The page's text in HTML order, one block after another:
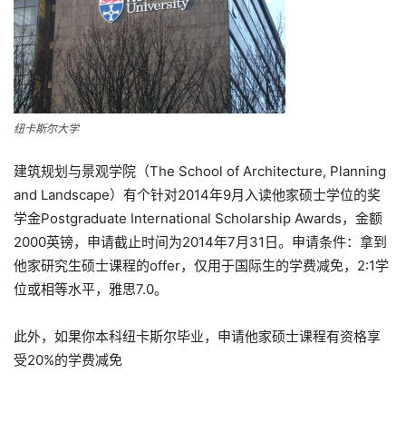
纽卡斯尔大学
建筑规划与景观学院（The School of Architecture, Planning
and Landscape）有个针对2014年9月入读他家硕士学位的奖
学金Postgraduate International Scholarship Awards，金额
2000英镑，申请截止时间为2014年7月31日。申请条件：拿到
他家研究生硕士课程的offer，仅用于国际生的学费减免，2:1学
位或相等水平，雅思7.0。
此外，如果你本科纽卡斯尔毕业，申请他家硕士课程有资格享
受20%的学费减免